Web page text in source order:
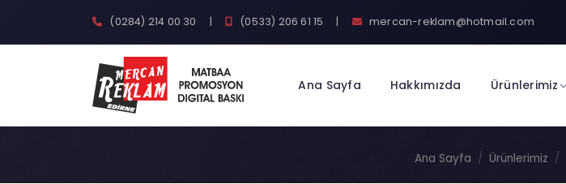
(0284) 214 00 30 | (0533) 206 61 15 | mercan-reklam@hotmail.com
Ana Sayfa Hakkımızda Ürünlerimiz
Ana Sayfa Ürünlerimiz